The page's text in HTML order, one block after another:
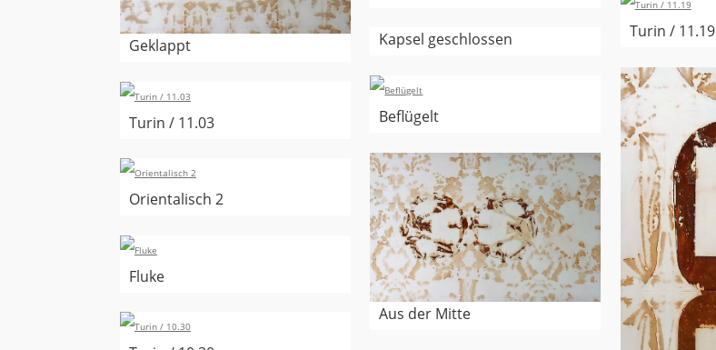
Geklappt
Turin / 11.19
Kapsel geschlossen
Beflügelt
Turin / 11.03
Aus der Mitte
Orientalisch 2
Fluke